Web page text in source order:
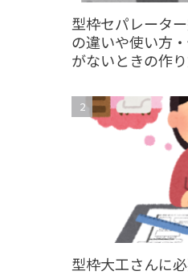
型枠セパレータ
の違いや使い方
がないときの作
型枠大工さんに